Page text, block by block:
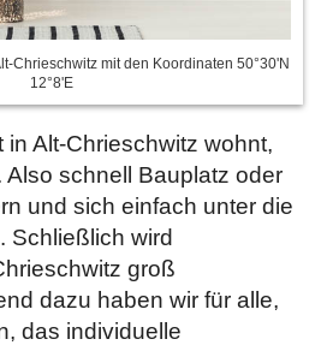
Chrieschwitz mit den Koordinaten 50°30'N
12°8'E
Alt-Chrieschwitz wohnt,
Also schnell Bauplatz oder
und sich einfach unter die
Schließlich wird
groß
dazu haben wir für alle,
das individuelle